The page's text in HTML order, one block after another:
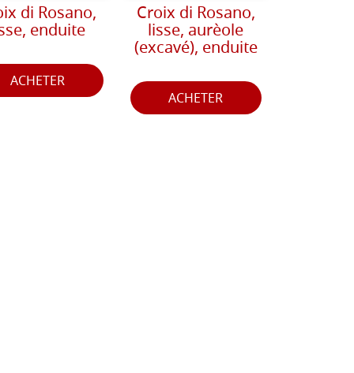
di Rosano,
enduite
ACHETER
Croix di Rosano,
lisse, aurèole
(excavé), enduite
ACHETER